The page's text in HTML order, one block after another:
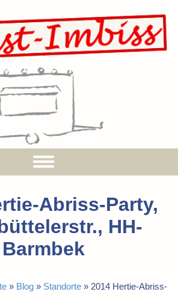
Abriss-Party,
HH-
Barmbek
» Blog » Standorte » 2014 Hertie-Abriss-